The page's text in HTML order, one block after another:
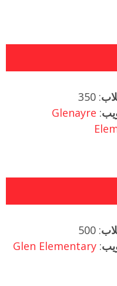
: 350
:
Glenayre
: 500
:
Glen Elementary